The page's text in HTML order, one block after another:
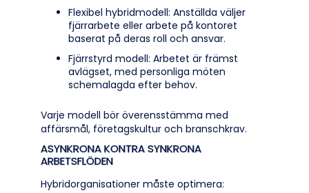
Flexibel hybridmodell: Anställda väljer
fjärrarbete eller arbete på kontoret
baserat på deras roll och ansvar.
Fjärrstyrd modell: Arbetet är främst
avlägset, med personliga möten
schemalagda efter behov.
Varje modell bör överensstämma med
affärsmål, företagskultur och branschkrav.
ASYNKRONA KONTRA SYNKRONA
ARBETSFLÖDEN
Hybridorganisationer måste optimera: